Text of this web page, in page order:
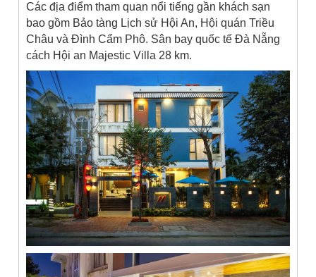
Các địa điểm tham quan nổi tiếng gần khách sạn
bao gồm Bảo tàng Lịch sử Hội An, Hội quán Triều
Châu và Đình Cẩm Phô. Sân bay quốc tế Đà Nẵng
cách Hội an Majestic Villa 28 km.